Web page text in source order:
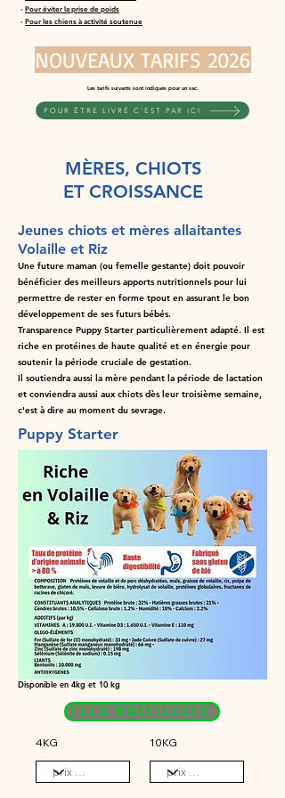
- Pour éviter la prise de poids
- Pour les chiens à activité soutenue
NOUVEAUX TARIFS 2026
Les tarifs suivants sont indiqués pour un sac.
POUR ÊTRE LIVRÉ C'EST PAR ICI
MÈRES, CHIOTS
ET CROISSANCE
Jeunes chiots et mères allaitantes
Volaille et Riz
Une future maman (ou femelle gestante) doit pouvoir
bénéficier des meilleurs apports nutritionnels pour lui
permettre de rester en forme tpout en assurant le bon
développement de ses futurs bébés.
Transparence Puppy Starter particulièrement adapté. Il est
riche en protéines de haute qualité et en énergie pour
soutenir la période cruciale de gestation.
Il soutiendra aussi la mère pendant la période de lactation
et conviendra aussi aux chiotsdès leur troisième semaine,
c'est à dire au moment du sevrage.
Puppy Starter
Disponible en 4kg et 10 kg
CLUB PRIVILEGES
4KG 10KG